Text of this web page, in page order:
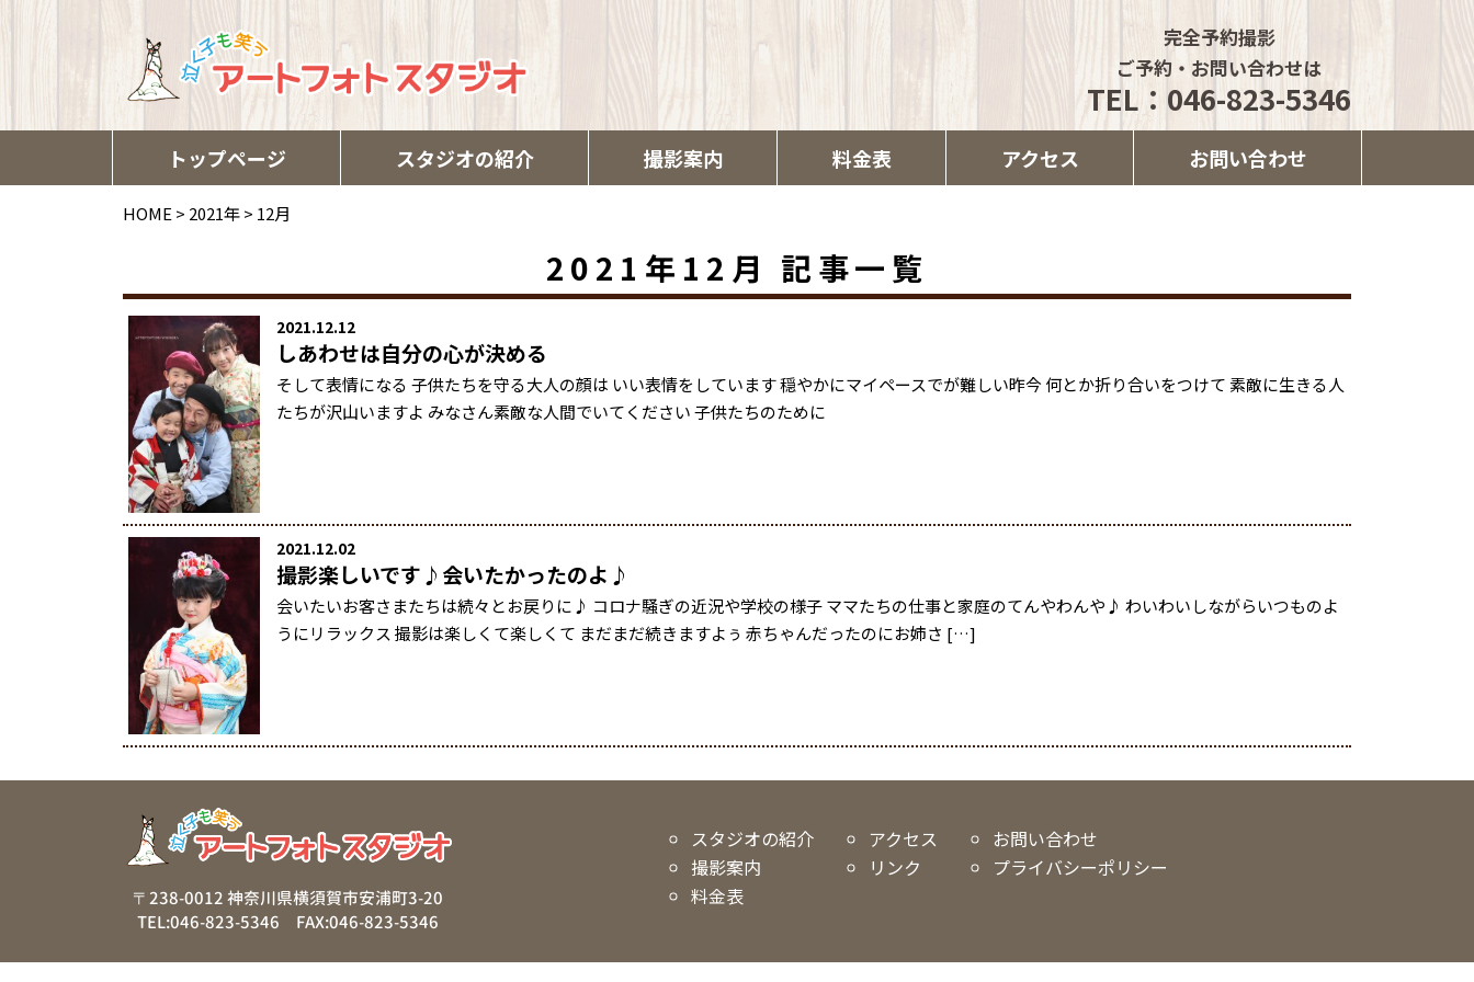
完全予約撮影
ご予約・お問い合わせは
TEL：046-823-5346
トップページ スタジオの紹介 撮影案内 料金表 アクセス お問い合わせ
HOME > 2021年> 12月
2021年12月 記事一覧
2021.12.12
しあわせは自分の心が決める
そして表情になる 子供たちを守る大人の顔は いい表情をしています 穏やかにマイペースでが難しい昨今 何とか折り合いをつけて 素敵に生きる人
たちが沢山いますよ みなさん素敵な人間でいてください 子供たちのために
2021.12.02
撮影楽しいです♪会いたかったのよ♪
会いたいお客さまたちは続々とお戻りに♪ コロナ騒ぎの近況や学校の様子 ママたちの仕事と家庭のてんやわんや♪ わいわいしながらいつものよ
うにリラックス 撮影は楽しくて楽しくて まだまだ続きますよぅ 赤ちゃんだったのにお姉さ […]
〒238-0012 神奈川県横須賀市安浦町3-20
TEL:046-823-5346 FAX:046-823-5346
スタジオの紹介
撮影案内
料金表
アクセス
リンク
お問い合わせ
プライバシーポリシー